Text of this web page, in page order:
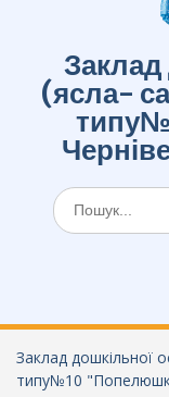
Заклад
(ясла-
Шукати:
Заклад дошкільної
типу№10